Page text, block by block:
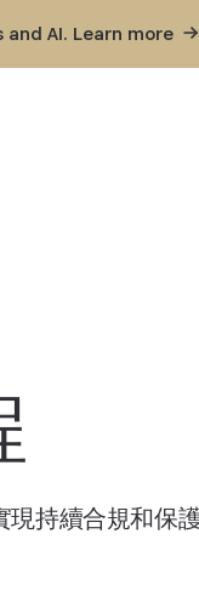
AI. Learn more
持續合規和保